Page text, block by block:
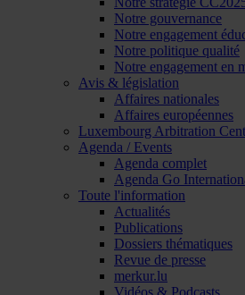
Notre gouvernance
Notre engagement
Notre politique qualité
Notre engagement en
Avis & législation
Affaires nationales
Affaires européennes
Luxembourg Arbitration
Agenda / Events
Agenda complet
Agenda Go
Toute l'information
Actualités
Publications
Dossiers thématiques
Revue de presse
merkur.lu
Vidéos & Podcasts